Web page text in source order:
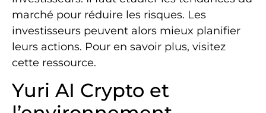
marché pour réduire les risques. Les
investisseurs peuvent alors mieux planifier
leurs actions. Pour en savoir plus, visitez
cette ressource.
Yuri AI Crypto et